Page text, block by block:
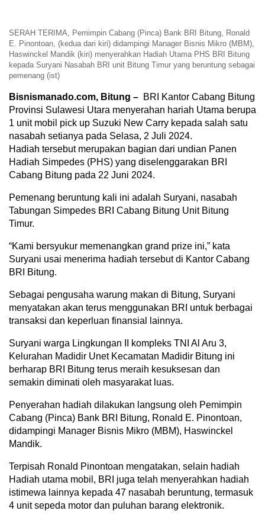
SERAH TERIMA, Pemimpin Cabang (Pinca) Bank BRI Bitung, Ronald
E. Pinontoan, (kedua dari kiri) didampingi Manager Bisnis Mikro (MBM),
Haswinckel Mandik (kiri) menyerahkan Hadiah Utama PHS BRI Bitung
kepada Suryani Nasabah BRI unit Bitung Timur yang beruntung sebagai
pemenang (ist)
Bisnismanado.com, Bitung – BRI Kantor Cabang Bitung
Provinsi Sulawesi Utara menyerahan hariah Utama berupa
1 unit mobil pick up Suzuki New Carry kepada salah satu
nasabah setianya pada Selasa, 2 Juli 2024.
Hadiah tersebut merupakan bagian dari undian Panen
Hadiah Simpedes (PHS) yang diselenggarakan BRI
Cabang Bitung pada 22 Juni 2024.
Pemenang beruntung kali ini adalah Suryani, nasabah
Tabungan Simpedes BRI Cabang Bitung Unit Bitung
Timur.
“Kami bersyukur memenangkan grand prize ini,” kata
Suryani usai menerima hadiah tersebut di Kantor Cabang
BRI Bitung.
Sebagai pengusaha warung makan di Bitung, Suryani
menyatakan akan terus menggunakan BRI untuk berbagai
transaksi dan keperluan finansial lainnya.
Suryani warga Lingkungan II kompleks TNI Al Aru 3,
Kelurahan Madidir Unet Kecamatan Madidir Bitung ini
berharap BRI Bitung terus meraih kesuksesan dan
semakin diminati oleh masyarakat luas.
Penyerahan hadiah dilakukan langsung oleh Pemimpin
Cabang (Pinca) Bank BRI Bitung, Ronald E. Pinontoan,
didampingi Manager Bisnis Mikro (MBM), Haswinckel
Mandik.
Terpisah Ronald Pinontoan mengatakan, selain hadiah
Hadiah utama mobil, BRI juga telah menyerahkan hadiah
istimewa lainnya kepada 47 nasabah beruntung, termasuk
4 unit sepeda motor dan puluhan barang elektronik.